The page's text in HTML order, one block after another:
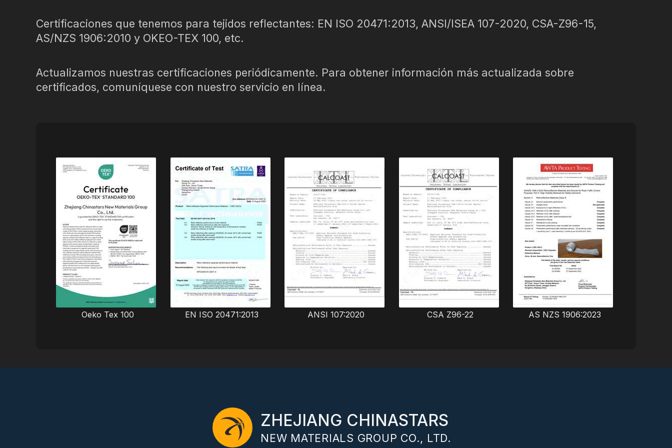
de material que brilla en la
oscuridad
Certificaciones que tenemos para tejidos reflectantes: EN ISO 20471:2013, ANSI/ISEA 107-2020, CSA-Z96-15,
AS/NZS 1906:2010 y OKEO-TEX 100, etc.
Actualizamos nuestras certificaciones periódicamente. Para obtener información más actualizada sobre
certificados, comuníquese con nuestro servicio en línea.
Oeko Tex 100 EN ISO 20471:2013 ANSI 107:2020 CSA Z96-22 AS NZS 1906:2023
ZHEJIANG CHINASTARS
NEW MATERIALS GROUP CO., LTD.